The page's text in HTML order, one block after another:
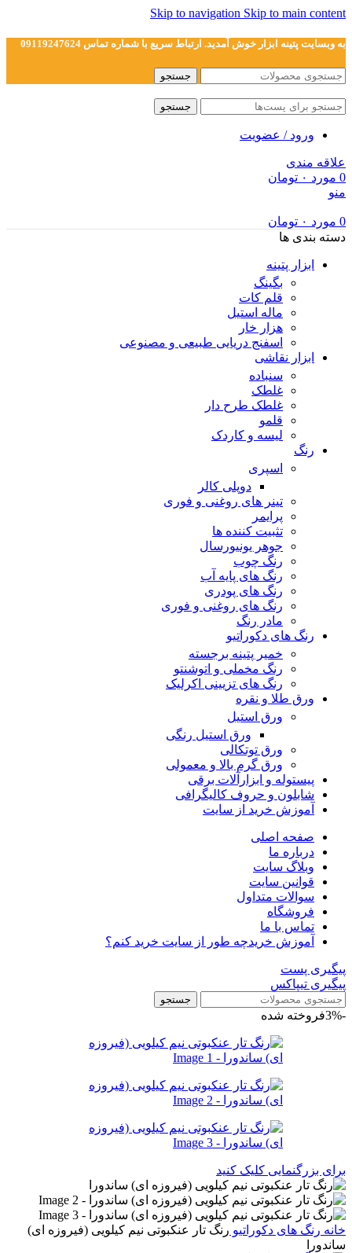
Skip to navigation Skip to main content
به وبسایت پتینه ابزار خوش آمدید. ارتباط سریع با شماره تماس 09119247624
جستجو
جستجو
ورود / عضویت
علاقه مندی
0 مورد ۰ تومان
منو
0 مورد ۰ تومان
دسته بندی ها
ابزار پتینه
بگینگ
قلم کات
ماله استیل
هزار خار
اسفنج دریایی طبیعی و مصنوعی
ابزار نقاشی
سنباده
غلطک
غلطک طرح دار
قلمو
لیسه و کاردک
رنگ
اسپری
دوپلی کالر
تینر های روغنی و فوری
پرایمر
تثبیت کننده ها
جوهر یونیورسال
رنگ چوب
رنگ‌ های پایه آب
رنگ های پودری
رنگ‌ های روغنی و فوری
مادر رنگ
رنگ های دکوراتیو
خمیر پتینه برجسته
رنگ مخملی و اتوشنتو
رنگ های تزیینی اکرلیک
ورق طلا و نقره
ورق استیل
ورق استیل رنگی
ورق توتکالی
ورق گرم بالا و معمولی
پیستوله و ابزارآلات برقی
شابلون و حروف کالیگرافی
آموزش خرید از سایت
صفحه اصلی
درباره ما
وبلاگ سایت
قوانین سایت
سوالات متداول
فروشگاه
تماس با ما
آموزش خریدچه طور از سایت خرید کنم؟
پیگیری پست
پیگیری تیپاکس
جستجو
-3% فروخته شده
برای بزرگنمایی کلیک کنید
خانه رنگ های دکوراتیو رنگ تار عنکبوتی نیم کیلویی (فیروزه ای)
ساندورا